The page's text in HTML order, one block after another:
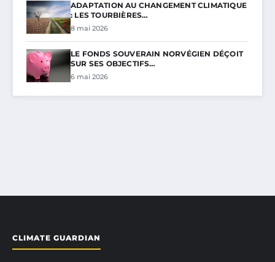
ADAPTATION AU CHANGEMENT CLIMATIQUE
: LES TOURBIÈRES…
8 mai 2026
LE FONDS SOUVERAIN NORVÉGIEN DÉÇOIT
SUR SES OBJECTIFS…
6 mai 2026
CLIMATE GUARDIAN